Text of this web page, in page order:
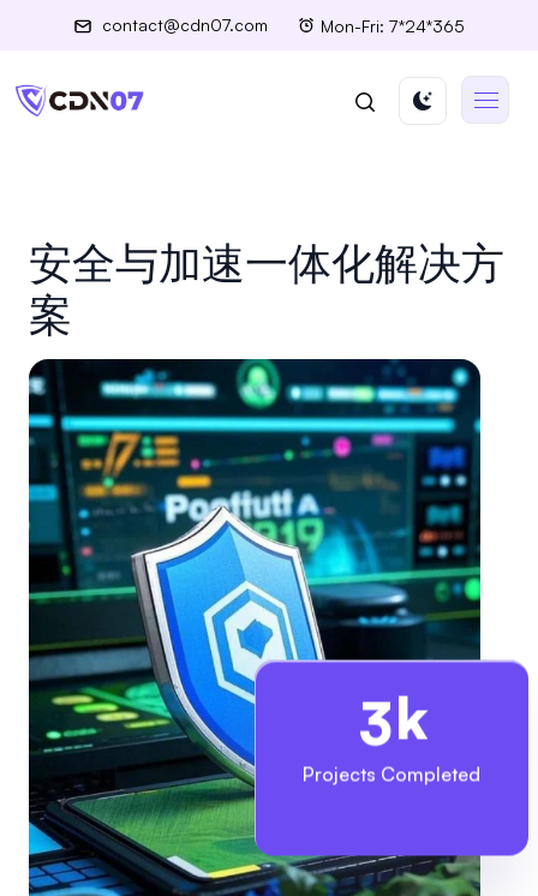
contact@cdn07.com Mon-Fri: 7*24*365
安全与加速一体化解决方
案
3k
Projects Completed